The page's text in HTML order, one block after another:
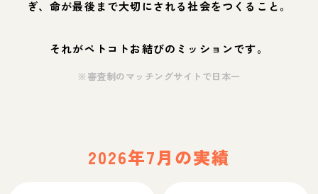
ぎ、命が最後まで大切にされる社会をつくること。
それがペトコトお結びのミッションです。
※審査制のマッチングサイトで日本一
2026年7月の実績